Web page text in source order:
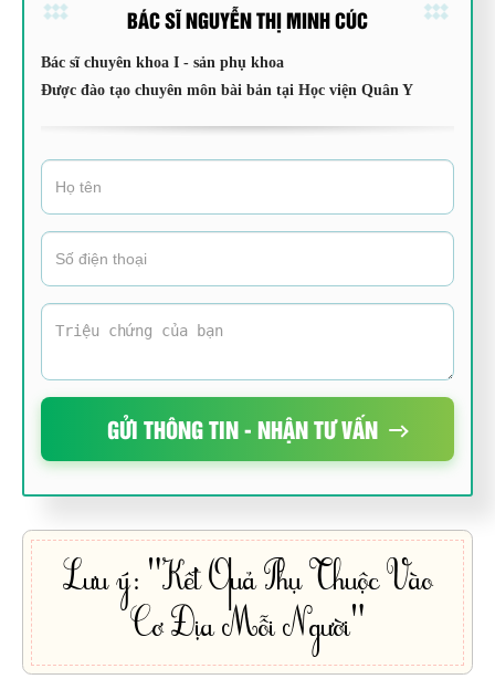
BÁC SĨ NGUYỄN THỊ MINH CÚC
Bác sĩ chuyên khoa I - sản phụ khoa
Được đào tạo chuyên môn bài bản tại Học viện Quân Y
GỬI THÔNG TIN - NHẬN TƯ VẤN
Lưu ý: "Kết Quả Phụ Thuộc Vào
Cơ Địa Mỗi Người"